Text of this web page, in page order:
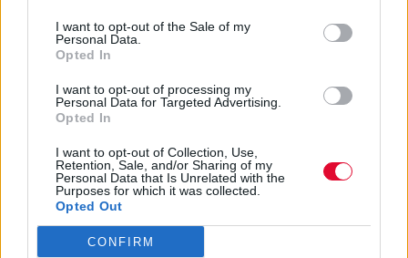
I want to opt-out of the Sale of my
Personal Data.
Opted In
I want to opt-out of processing my
Personal Data for Targeted Advertising.
Opted In
I want to opt-out of Collection, Use,
Retention, Sale, and/or Sharing of my
Personal Data that Is Unrelated with the
Purposes for which it was collected.
Opted Out
CONFIRM